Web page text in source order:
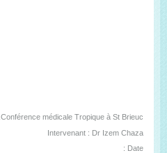
Conférence médicale Tropique à St Brieuc.
Intervenant : Dr Izem Chaza
Date :